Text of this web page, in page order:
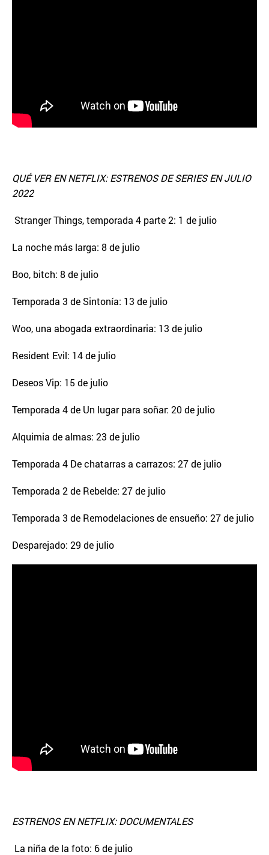
QUÉ VER EN NETFLIX: ESTRENOS DE SERIES EN JULIO
2022
Stranger Things, temporada 4 parte 2: 1 de julio
La noche más larga: 8 de julio
Boo, bitch: 8 de julio
Temporada 3 de Sintonía: 13 de julio
Woo, una abogada extraordinaria: 13 de julio
Resident Evil: 14 de julio
Deseos Vip: 15 de julio
Temporada 4 de Un lugar para soñar: 20 de julio
Alquimia de almas: 23 de julio
Temporada 4 De chatarras a carrazos: 27 de julio
Temporada 2 de Rebelde: 27 de julio
Temporada 3 de Remodelaciones de ensueño: 27 de julio
Desparejado: 29 de julio
ESTRENOS EN NETFLIX: DOCUMENTALES
La niña de la foto: 6 de julio